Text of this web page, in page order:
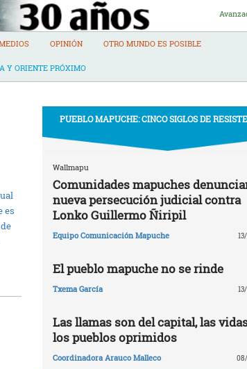
OPINIÓN OTRO MUNDO ES POSIBLE
Y ORIENTE PRÓXIMO
es
PUEBLO MAPUCHE: CINCO SIGLOS DE
Wallmapu
Comunidades mapuches
nueva persecución judicial contra
Lonko Guillermo Ñiripil
Equipo Comunicación Mapuche
El pueblo mapuche no se rinde
Txema García
Las llamas son del capital, las
los pueblos oprimidos
Coordinadora Arauco Malleco